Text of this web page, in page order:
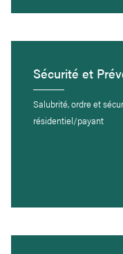
Sécurité et
Salubrité, ordre et
résidentiel/payant